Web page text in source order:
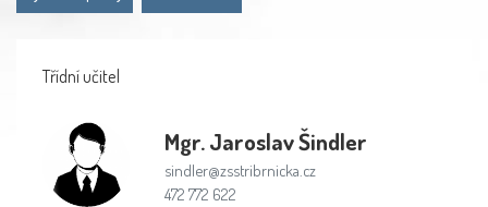
Třídní učitel
Mgr.Jaroslav Šindler
sindler@zsstribrnicka.cz
472 772 622